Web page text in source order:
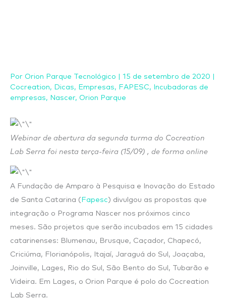
Por Orion Parque Tecnológico | 15 de setembro de 2020 |
Cocreation, Dicas, Empresas, FAPESC, Incubadoras de
empresas, Nascer, Orion Parque
Webinar de abertura da segunda turma do Cocreation
Lab Serra foi nesta terça-feira (15/09) , de forma online
A Fundação de Amparo à Pesquisa e Inovação do Estado
de Santa Catarina ( Fapesc) divulgou as propostas que
integração o Programa Nascer nos próximos cinco
meses. São projetos que serão incubados em 15 cidades
catarinenses: Blumenau, Brusque, Caçador, Chapecó,
Criciúma, Florianópolis, Itajaí, Jaraguá do Sul, Joaçaba,
Joinville, Lages, Rio do Sul, São Bento do Sul, Tubarão e
Videira. Em Lages, o Orion Parque é polo do Cocreation
Lab Serra.